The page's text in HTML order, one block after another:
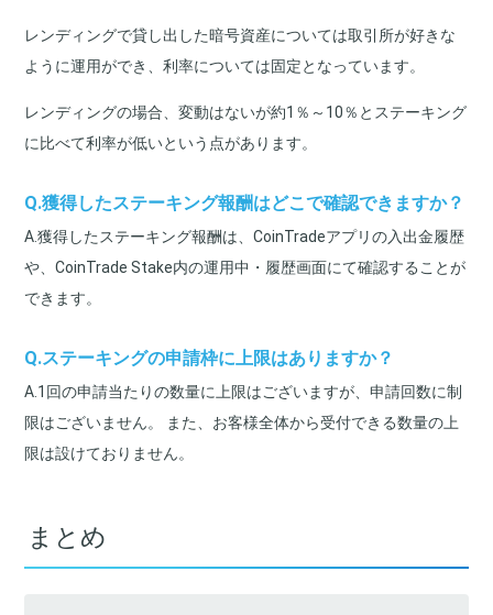
レンディングで貸し出した暗号資産については取引所が好きな
ように運用ができ、利率については固定となっています。
レンディングの場合、変動はないが約1％～10％とステーキング
に比べて利率が低いという点があります。
Q.獲得したステーキング報酬はどこで確認できますか？
A.獲得したステーキング報酬は、CoinTradeアプリの入出金履歴
や、CoinTrade Stake内の運用中・履歴画面にて確認することが
できます。
Q.ステーキングの申請枠に上限はありますか？
A.1回の申請当たりの数量に上限はございますが、申請回数に制
限はございません。 また、お客様全体から受付できる数量の上
限は設けておりません。
まとめ